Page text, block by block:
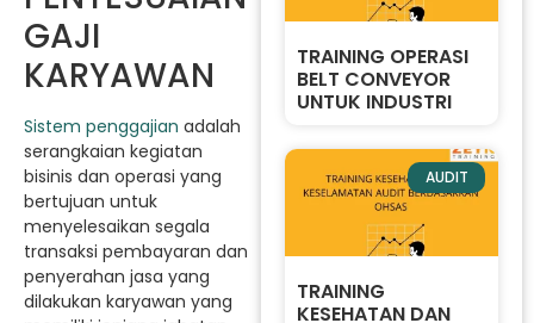
GAJI
KARYAWAN
Sistem penggajian adalah
serangkaian kegiatan
bisinis dan operasi yang
bertujuan untuk
menyelesaikan segala
transaksi pembayaran dan
penyerahan jasa yang
dilakukan karyawan yang
TRAINING OPERASI
BELT CONVEYOR
UNTUK INDUSTRI
AUDIT
TRAINING
KESEHATAN DAN